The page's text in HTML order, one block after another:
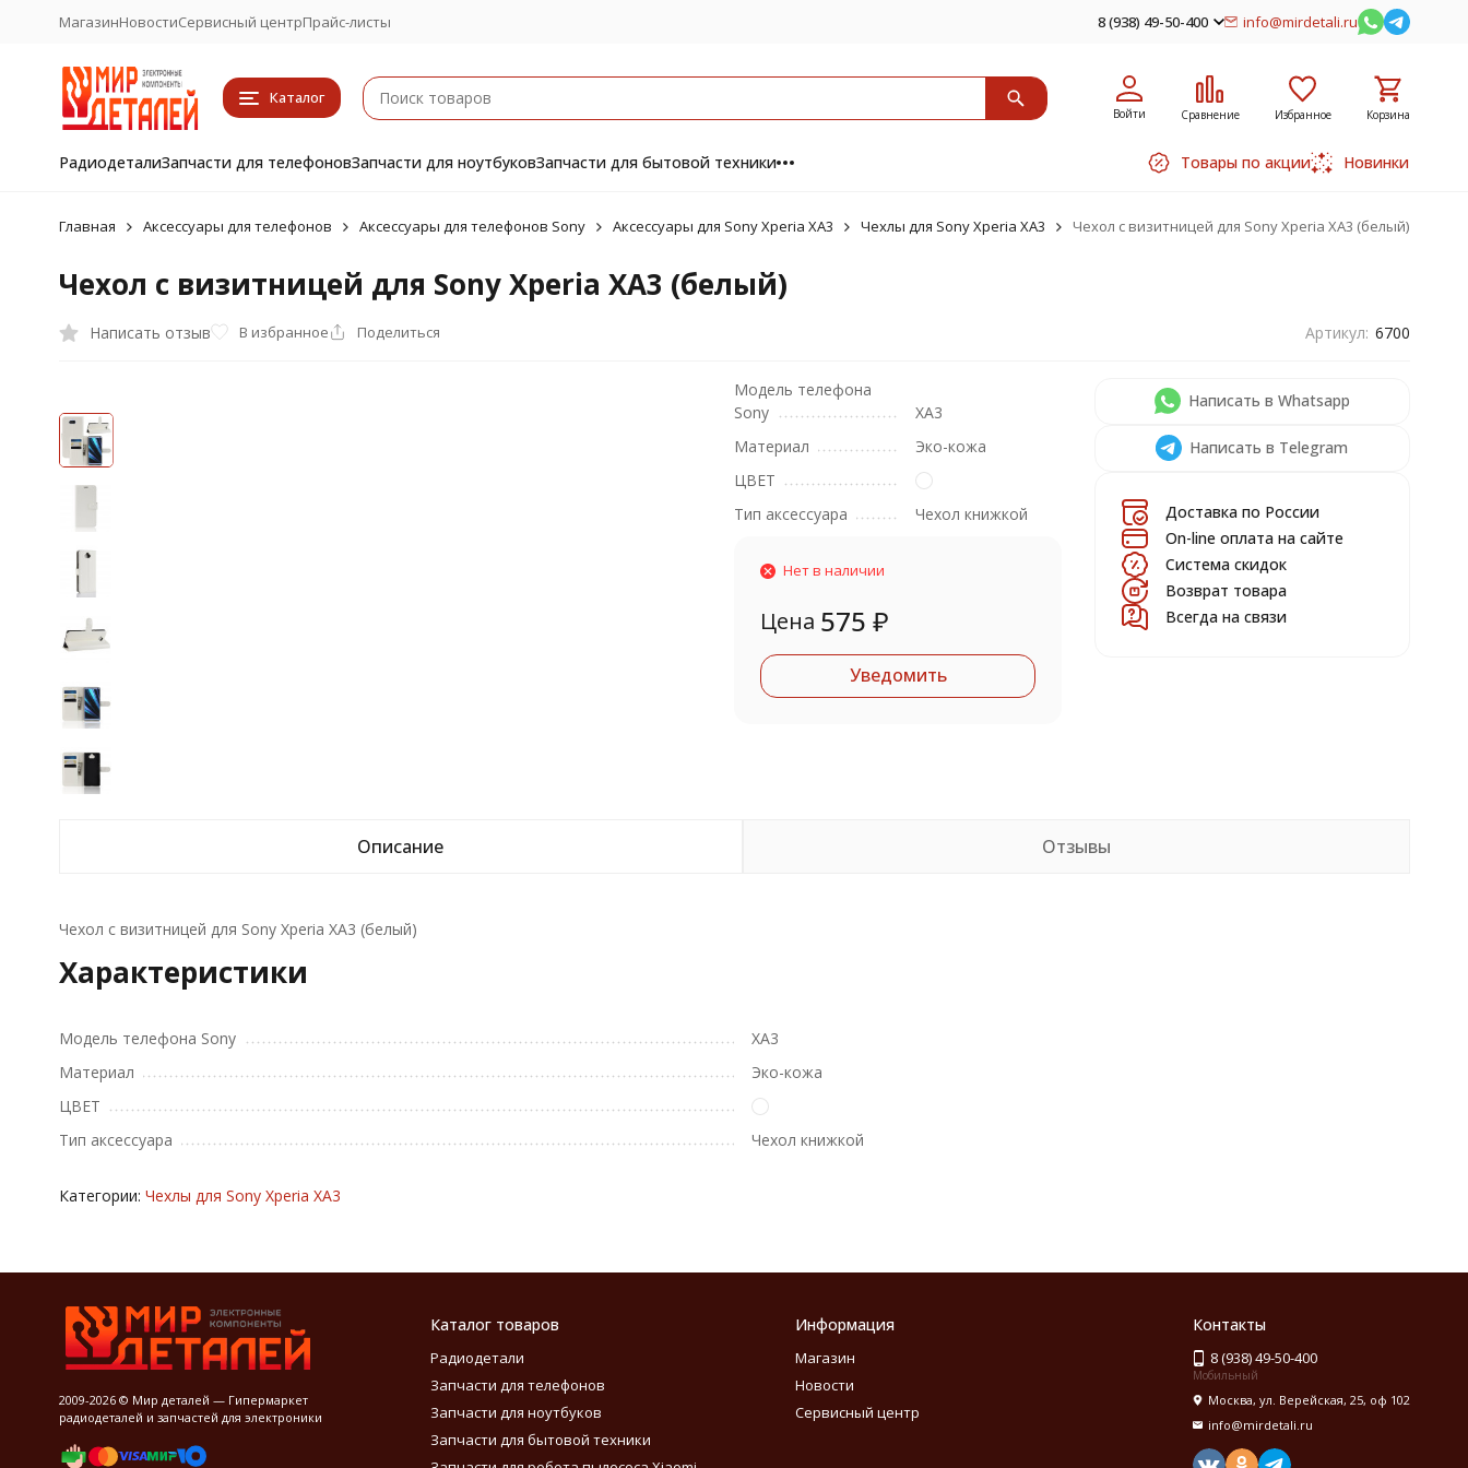
МагазинНовостиСервисный центрПрайс-листы 8 (938) 49-50-400 info@mirdetali.ru
Каталог
Войти Сравнение Избранное Корзина
РадиодеталиЗапчасти для телефоновЗапчасти для ноутбуковЗапчасти для бытовой техники Товары по акции Новинки
Главная Аксессуары для телефонов Аксессуары для телефонов Sony Аксессуары для Sony Xperia XA3 Чехлы для Sony Xperia XA3 Чехол с визитницей для Sony Xperia XA3 (белый)
Чехол с визитницей для Sony Xperia XA3 (белый)
Написать отзыв В избранное Поделиться Артикул: 6700
Модель телефона
Sony
XA3
Материал
Эко-кожа
ЦВЕТ
Тип аксессуара
Чехол книжкой
Нет в наличии
Цена 575 ₽
Уведомить
Написать в Whatsapp
Написать в Telegram
Доставка по России
On-line оплата на сайте
Система скидок
Возврат товара
Всегда на связи
Описание Отзывы
Чехол с визитницей для Sony Xperia XA3 (белый)
Характеристики
Модель телефона Sony
XA3
Материал
Эко-кожа
ЦВЕТ
Тип аксессуара
Чехол книжкой
Категории: Чехлы для Sony Xperia XA3
2009-2026 © Мир деталей — Гипермаркет
радиодеталей и запчастей для электроники
Каталог товаров
Радиодетали
Запчасти для телефонов
Запчасти для ноутбуков
Запчасти для бытовой техники
Информация
Магазин
Новости
Сервисный центр
Контакты
8 (938) 49-50-400
Мобильный
Москва, ул. Верейская, 25, оф 102
info@mirdetali.ru